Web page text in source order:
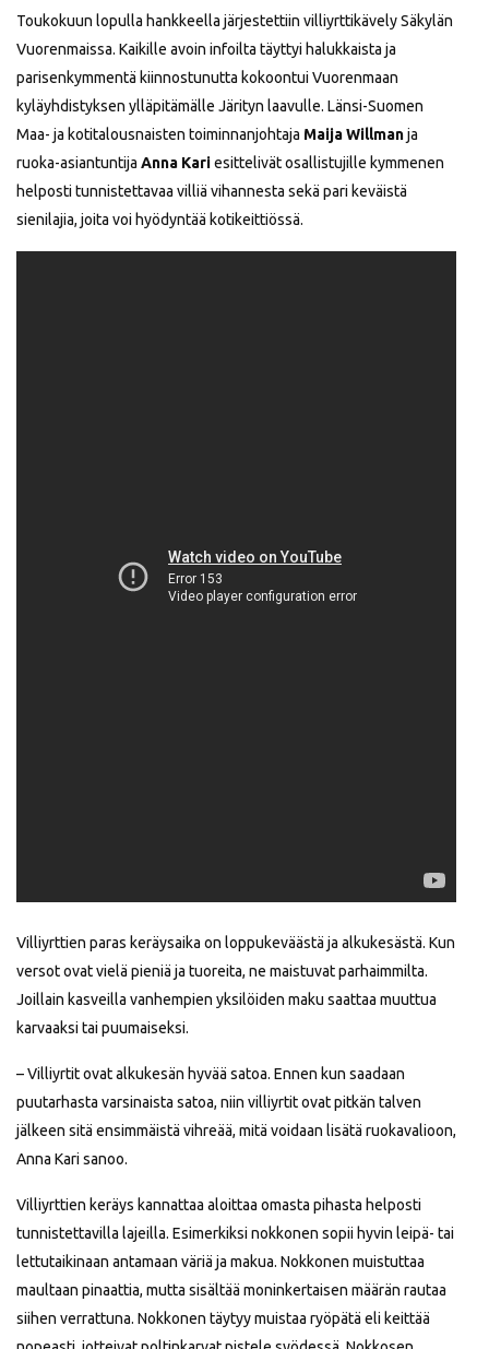
Toukokuun lopulla hankkeella järjestettiin villiyrttikävely Säkylän
Vuorenmaissa. Kaikille avoin infoilta täyttyi halukkaista ja
parisenkymmentä kiinnostunutta kokoontui Vuorenmaan
kyläyhdistyksen ylläpitämälle Järityn laavulle. Länsi-Suomen
Maa- ja kotitalousnaisten toiminnanjohtaja Maija Willmanja
ruoka-asiantuntija Anna Kariesittelivät osallistujille kymmenen
helposti tunnistettavaa villiä vihannesta sekä pari keväistä
sienilajia, joita voi hyödyntää kotikeittiössä.
Villiyrttien paras keräysaika on loppukeväästä ja alkukesästä. Kun
versot ovat vielä pieniä ja tuoreita, ne maistuvat parhaimmilta.
Joillain kasveilla vanhempien yksilöiden maku saattaa muuttua
karvaaksi tai puumaiseksi.
– Villiyrtit ovat alkukesän hyvää satoa. Ennen kun saadaan
puutarhasta varsinaista satoa, niin villiyrtit ovat pitkän talven
jälkeen sitä ensimmäistä vihreää, mitä voidaan lisätä ruokavalioon,
Anna Kari sanoo.
Villiyrttien keräys kannattaa aloittaa omasta pihasta helposti
tunnistettavilla lajeilla. Esimerkiksi nokkonen sopii hyvin leipä- tai
lettutaikinaan antamaan väriä ja makua. Nokkonen muistuttaa
maultaan pinaattia, mutta sisältää moninkertaisen määrän rautaa
siihen verrattuna. Nokkonen täytyy muistaa ryöpätä eli keittää